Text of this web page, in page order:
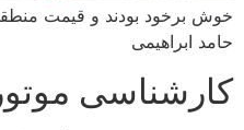
خوش برخود بودند و قیمت
حامد ابراهیمی
کارشناسی